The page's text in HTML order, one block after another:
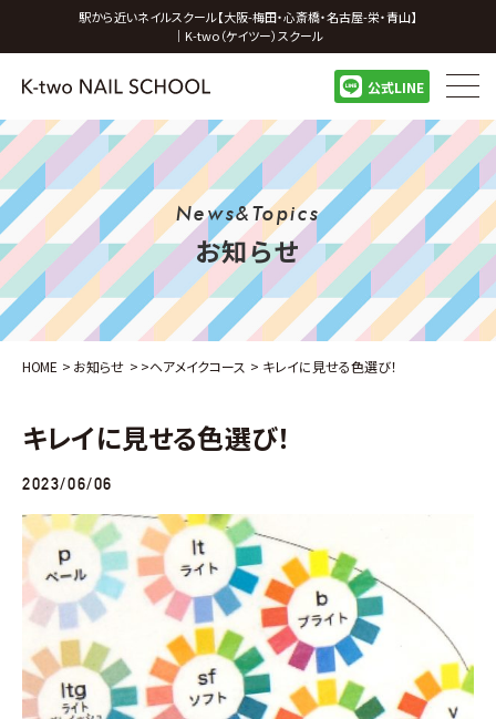
駅から近いネイルスクール【大阪-梅田・心斎橋・名古屋-栄・青山】
｜K-two（ケイツー）スクール
公式LINE
News&Topics
お知らせ
HOME > お知らせ > >ヘアメイクコース > キレイに見せる色選び！
キレイに見せる色選び！
2023/06/06